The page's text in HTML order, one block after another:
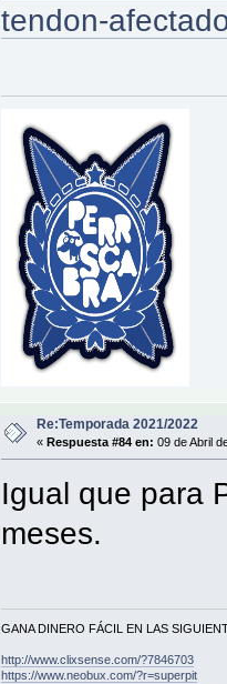
tendon-
Re:Temporada 2021/2022
«Respuesta #84 en: 09 de Abril
Igual que para
meses.
GANA DINERO FÁCIL EN LAS
http://www.clixsense.com/?7846703
https://www.neobux.com/?r=superpit